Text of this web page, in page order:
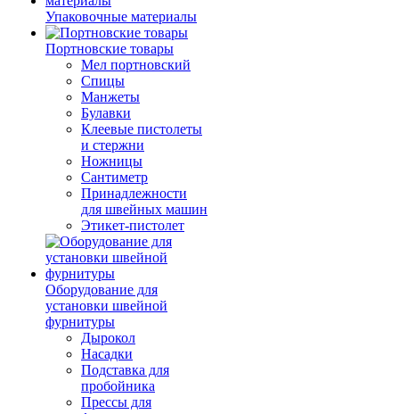
Упаковочные материалы
Портновские товары
Мел портновский
Спицы
Манжеты
Булавки
Клеевые пистолеты
и стержни
Ножницы
Сантиметр
Принадлежности
для швейных машин
Этикет-пистолет
Оборудование для
установки швейной
фурнитуры
Дырокол
Насадки
Подставка для
пробойника
Прессы для